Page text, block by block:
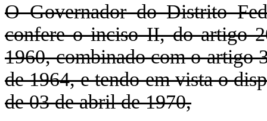
O Governador do Distrito
confere o inciso II, do artigo
1960, combinado com o artigo
de 1964, e tendo em vista o
de 03 de abril de 1970,